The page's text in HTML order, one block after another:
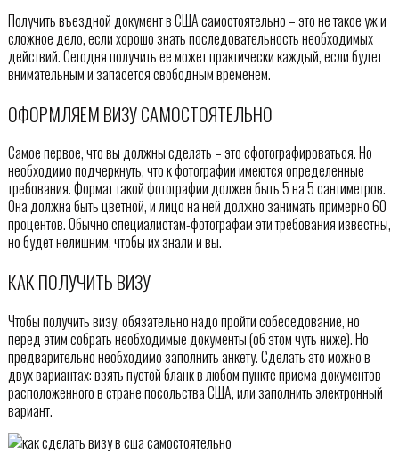
Получить въездной документ в США самостоятельно – это не такое уж и
сложное дело, если хорошо знать последовательность необходимых
действий. Сегодня получить ее может практически каждый, если будет
внимательным и запасется свободным временем.
ОФОРМЛЯЕМ ВИЗУ САМОСТОЯТЕЛЬНО
Самое первое, что вы должны сделать – это сфотографироваться. Но
необходимо подчеркнуть, что к фотографии имеются определенные
требования. Формат такой фотографии должен быть 5 на 5 сантиметров.
Она должна быть цветной, и лицо на ней должно занимать примерно 60
процентов. Обычно специалистам-фотографам эти требования известны,
но будет нелишним, чтобы их знали и вы.
КАК ПОЛУЧИТЬ ВИЗУ
Чтобы получить визу, обязательно надо пройти собеседование, но
перед этим собрать необходимые документы (об этом чуть ниже). Но
предварительно необходимо заполнить анкету. Сделать это можно в
двух вариантах: взять пустой бланк в любом пункте приема документов
расположенного в стране посольства США, или заполнить электронный
вариант.